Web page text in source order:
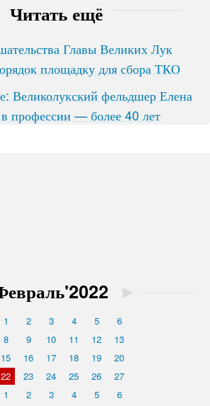
Читать ещё
Главы Великих Лук
площадку для сбора ТКО
Великолукский фельдшер Елена
профессии — более 40 лет
►
1 2 3 4 5
6
8 9 10 11 12
13
15 16 17 18 19
20
22 23 24 25 26
27
1 2 3 4 5 6